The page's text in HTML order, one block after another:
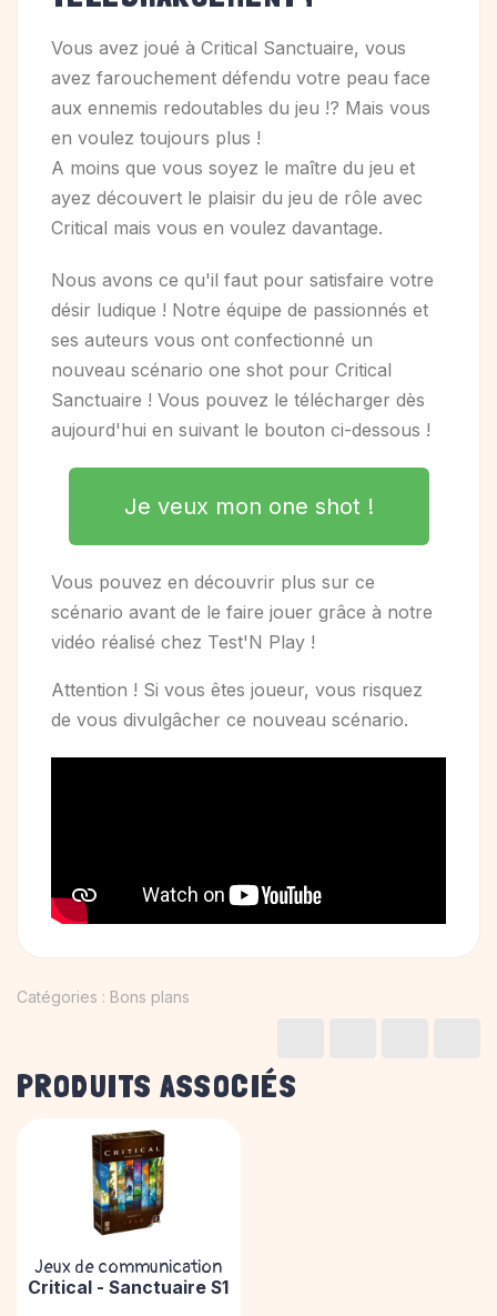
Vous avez joué à Critical Sanctuaire, vous
avez farouchement défendu votre peau face
aux ennemis redoutables du jeu !? Mais vous
en voulez toujours plus !
A moins que vous soyez le maître du jeu et
ayez découvert le plaisir du jeu de rôle avec
Critical mais vous en voulez davantage.
Nous avons ce qu'il faut pour satisfaire votre
désir ludique ! Notre équipe de passionnés et
ses auteurs vous ont confectionné un
nouveau scénario one shot pour Critical
Sanctuaire ! Vous pouvez le télécharger dès
aujourd'hui en suivant le bouton ci-dessous !
Je veux mon one shot !
Vous pouvez en découvrir plus sur ce
scénario avant de le faire jouer grâce à notre
vidéo réalisé chez Test'N Play !
Attention ! Si vous êtes joueur, vous risquez
de vous divulgâcher ce nouveau scénario.
Catégories : Bons plans
PRODUITS ASSOCIÉS
Jeux de communication
Critical - Sanctuaire S1